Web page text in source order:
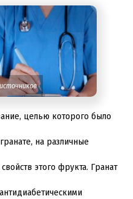
целью которого было
на различные
этого фрукта. Гранат